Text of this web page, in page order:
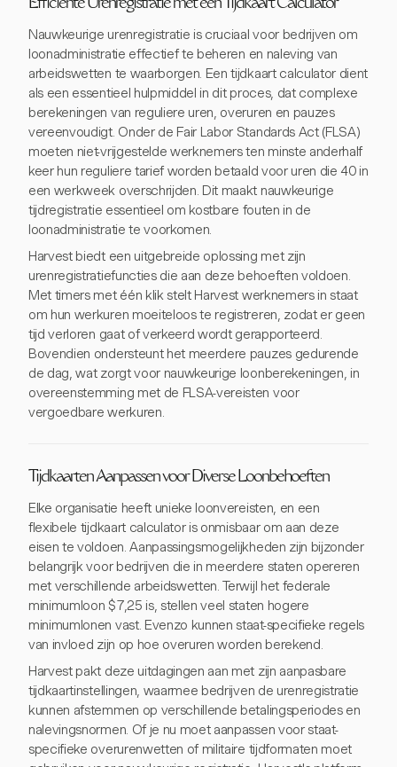
Efficiënte Urenregistratie met een Tijdkaart Calculator
Nauwkeurige urenregistratie is cruciaal voor bedrijven om
loonadministratie effectief te beheren en naleving van
arbeidswetten te waarborgen. Een tijdkaart calculator dient
als een essentieel hulpmiddel in dit proces, dat complexe
berekeningen van reguliere uren, overuren en pauzes
vereenvoudigt. Onder de Fair Labor Standards Act (FLSA)
moeten niet-vrijgestelde werknemers ten minste anderhalf
keer hun reguliere tarief worden betaald voor uren die 40 in
een werkweek overschrijden. Dit maakt nauwkeurige
tijdregistratie essentieel om kostbare fouten in de
loonadministratie te voorkomen.
Harvest biedt een uitgebreide oplossing met zijn
urenregistratiefuncties die aan deze behoeften voldoen.
Met timers met één klik stelt Harvest werknemers in staat
om hun werkuren moeiteloos te registreren, zodat er geen
tijd verloren gaat of verkeerd wordt gerapporteerd.
Bovendien ondersteunt het meerdere pauzes gedurende
de dag, wat zorgt voor nauwkeurige loonberekeningen, in
overeenstemming met de FLSA-vereisten voor
vergoedbare werkuren.
Tijdkaarten Aanpassen voor Diverse Loonbehoeften
Elke organisatie heeft unieke loonvereisten, en een
flexibele tijdkaart calculator is onmisbaar om aan deze
eisen te voldoen. Aanpassingsmogelijkheden zijn bijzonder
belangrijk voor bedrijven die in meerdere staten opereren
met verschillende arbeidswetten. Terwijl het federale
minimumloon $7,25 is, stellen veel staten hogere
minimumlonen vast. Evenzo kunnen staat-specifieke regels
van invloed zijn op hoe overuren worden berekend.
Harvest pakt deze uitdagingen aan met zijn aanpasbare
tijdkaartinstellingen, waarmee bedrijven de urenregistratie
kunnen afstemmen op verschillende betalingsperiodes en
nalevingsnormen. Of je nu moet aanpassen voor staat-
specifieke overurenwetten of militaire tijdformaten moet